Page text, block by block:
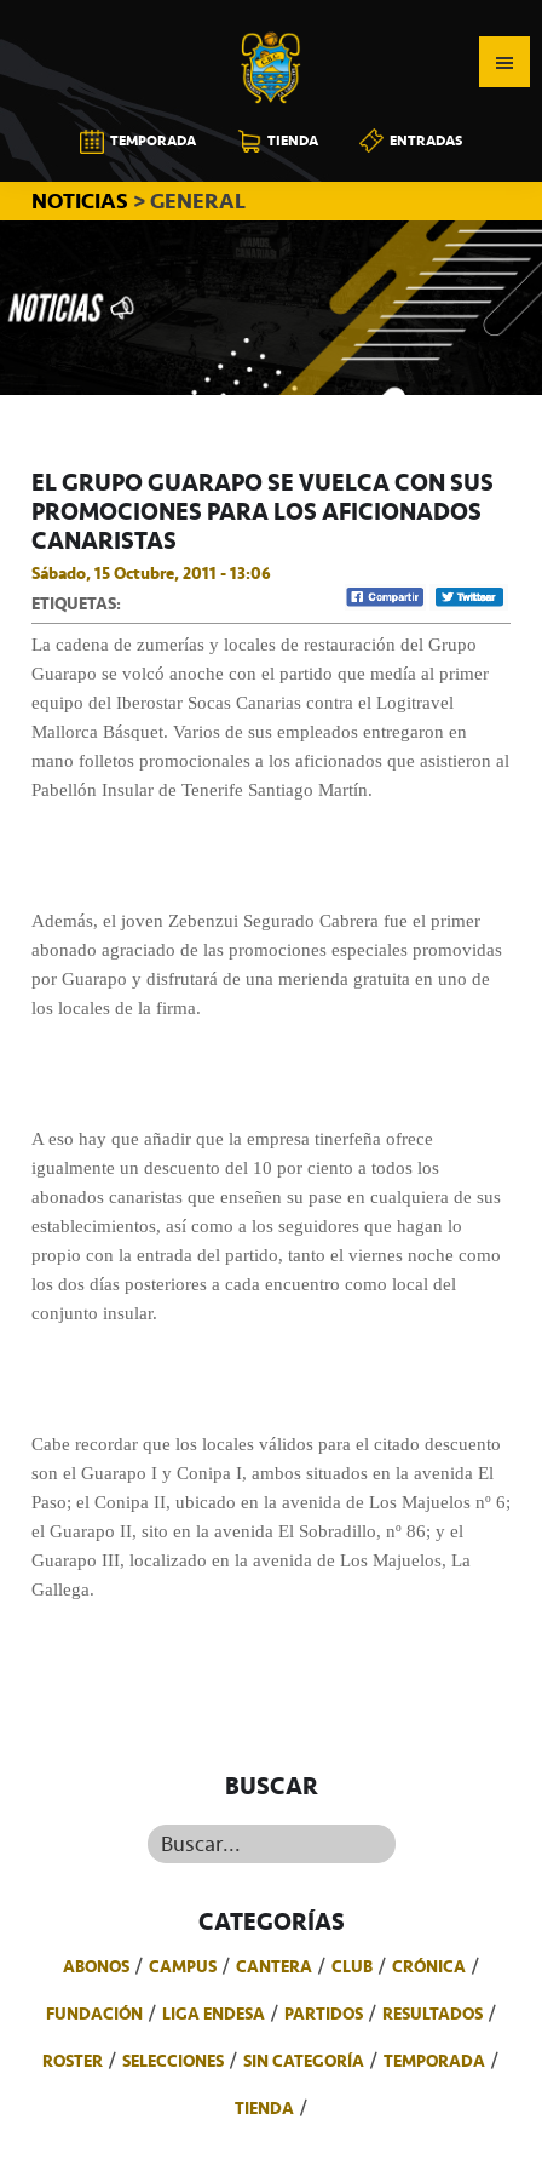
a
la
navegación
principal
al
contenido
principal
a
la
barra
lateral
principal
CB
CANARIAS
TEMPORADA TIENDA ENTRADAS
NOTICIAS > GENERAL
EL GRUPO GUARAPO SE VUELCA CON SUS
PROMOCIONES PARA LOS AFICIONADOS
CANARISTAS
Sábado, 15 Octubre, 2011 - 13:06
ETIQUETAS:
La cadena de zumerías y locales de restauración del Grupo
Guarapo se volcó anoche con el partido que medía al primer
equipo del Iberostar Socas Canarias contra el Logitravel
Mallorca Básquet. Varios de sus empleados entregaron en
mano folletos promocionales a los aficionados que asistieron al
Pabellón Insular de Tenerife Santiago Martín.
Además, el joven Zebenzui Segurado Cabrera fue el primer
abonado agraciado de las promociones especiales promovidas
por Guarapo y disfrutará de una merienda gratuita en uno de
los locales de la firma.
A eso hay que añadir que la empresa tinerfeña ofrece
igualmente un descuento del 10 por ciento a todos los
abonados canaristas que enseñen su pase en cualquiera de sus
establecimientos, así como a los seguidores que hagan lo
propio con la entrada del partido, tanto el viernes noche como
los dos días posteriores a cada encuentro como local del
conjunto insular.
Cabe recordar que los locales válidos para el citado descuento
son el Guarapo I y Conipa I, ambos situados en la avenida El
Paso; el Conipa II, ubicado en la avenida de Los Majuelos nº 6;
el Guarapo II, sito en la avenida El Sobradillo, nº 86; y el
Guarapo III, localizado en la avenida de Los Majuelos, La
Gallega.
BUSCAR
Buscar...
CATEGORÍAS
ABONOS CAMPUS CANTERA CLUB
CRÓNICA
FUNDACIÓN
LIGA ENDESA PARTIDOS
RESULTADOS
ROSTER
SELECCIONES SIN CATEGORÍA
TEMPORADA
TIENDA